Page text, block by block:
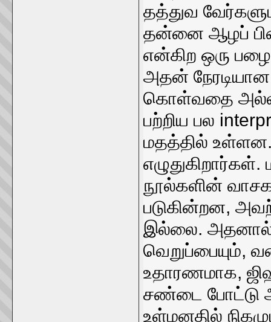
தத்துவ
தன்னை ஆழப்
என்கிற ஒரு
அதன்
கொள்வதை
பற்றிய பல
மதத்தில்
எழுதுகிறார்கள்.
நூல்களின்
படுகின்றன,
இல்லை.
வெறுப்பையும்,
உதாரணமாக,
சண்டை போட்டு
உள்மனதில்